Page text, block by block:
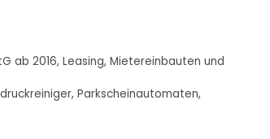
ab 2016, Leasing, Mietereinbauten und
Parkscheinautomaten,